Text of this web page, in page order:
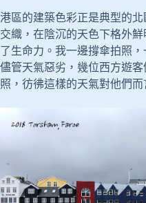
港區的建築色彩正是典型的
交織，在陰沉的天色下格外
了生命力。我一邊撐傘拍照
儘管天氣惡劣，幾位西方遊
照，彷彿這樣的天氣對他們而